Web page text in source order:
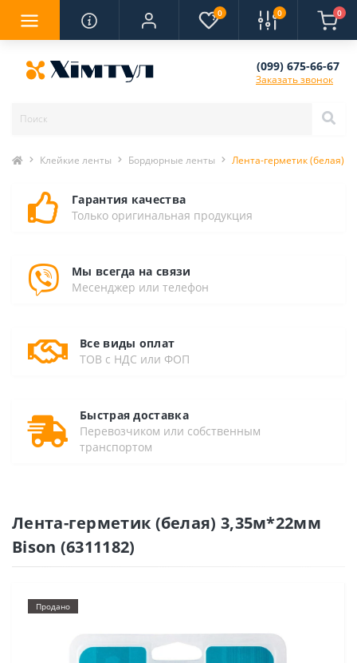
0 0 0
(099) 675-66-67
Заказать звонок
Клейкие ленты Бордюрные ленты Лента-герметик (белая)
Гарантия качества
Только оригинальная продукция
Мы всегда на связи
Месенджер или телефон
Все виды оплат
ТОВ с НДС или ФОП
Быстрая доставка
Перевозчиком или собственным
транспортом
Лента-герметик (белая) 3,35м*22мм
Bison (6311182)
Продано